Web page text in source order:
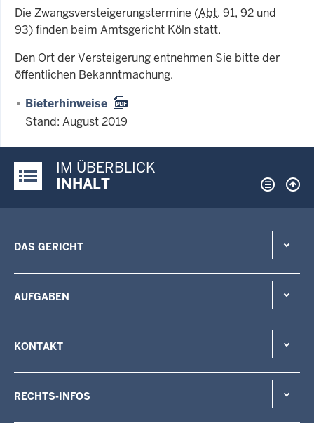
Die Zwangsversteigerungstermine (Abt. 91, 92 und
93) finden beim Amtsgericht Köln statt.
Den Ort der Versteigerung entnehmen Sie bitte der
öffentlichen Bekanntmachung.
Bieterhinweise
Stand: August 2019
Justiz-Portal im Überblick:
IM ÜBERBLICK
INHALT
DAS GERICHT
AUFGABEN
KONTAKT
RECHTS-INFOS